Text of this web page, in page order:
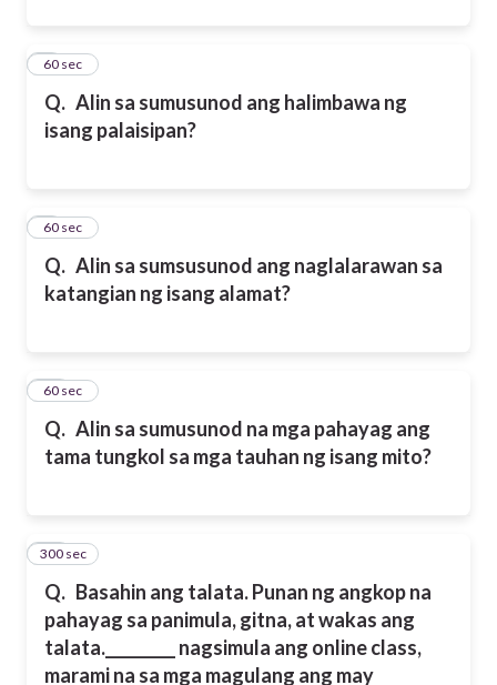
Q. Alin sa sumusunod ang halimbawa ng
isang palaisipan?
860 sec
Q. Alin sa sumsusunod ang naglalarawan sa
katangian ng isang alamat?
960 sec
Q. Alin sa sumusunod na mga pahayag ang
tama tungkol sa mga tauhan ng isang mito?
10
60 sec
Q. Basahin ang talata. Punan ng angkop na
pahayag sa panimula, gitna, at wakas ang
talata. _________ nagsimula ang online class,
marami na sa mga magulang ang may
11
300 sec